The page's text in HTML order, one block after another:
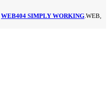
WEB404 SIMPLY WORKING.WEB,